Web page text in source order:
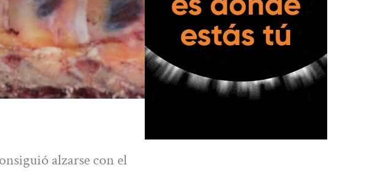
alzarse con el